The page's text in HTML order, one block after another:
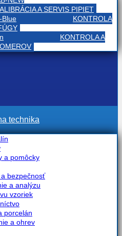
A SERVIS PIPIET
KONTROLA
KONTROLA A
technika
a pomôcky
bezpečnosť
a analýzu
vzoriek
porcelán
a ohrev